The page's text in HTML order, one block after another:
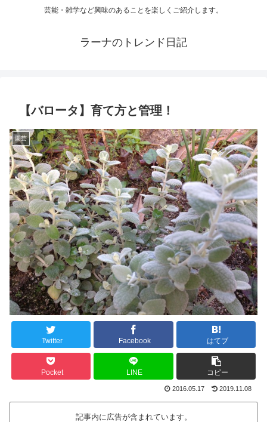
芸能・雑学など興味のあることを楽しくご紹介します。
ラーナのトレンド日記
【バロータ】育て方と管理！
園芸
Twitter Facebook はてブ
Pocket LINE コピー
2016.05.17 2019.11.08
記事内に広告が含まれています。